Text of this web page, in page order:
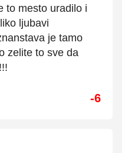
to mesto uradilo i
ljubavi
je tamo
zelite to sve da
-6